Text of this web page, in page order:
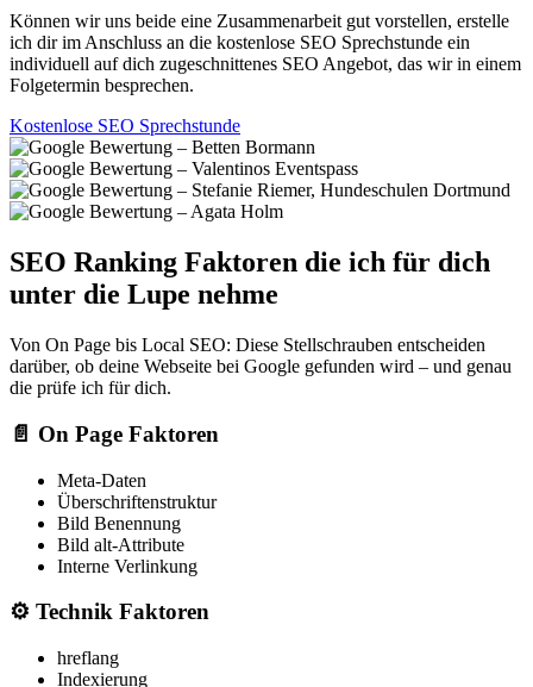
Können wir uns beide eine Zusammenarbeit gut vorstellen, erstelle
ich dir im Anschluss an die kostenlose SEO Sprechstunde ein
individuell auf dich zugeschnittenes SEO Angebot, das wir in einem
Folgetermin besprechen.
Kostenlose SEO Sprechstunde
SEO Ranking Faktoren die ich für dich
unter die Lupe nehme
Von On Page bis Local SEO: Diese Stellschrauben entscheiden
darüber, ob deine Webseite bei Google gefunden wird – und genau
die prüfe ich für dich.
📄 On Page Faktoren
Meta-Daten
Überschriftenstruktur
Bild Benennung
Bild alt-Attribute
Interne Verlinkung
⚙️ Technik Faktoren
hreflang
Indexierung